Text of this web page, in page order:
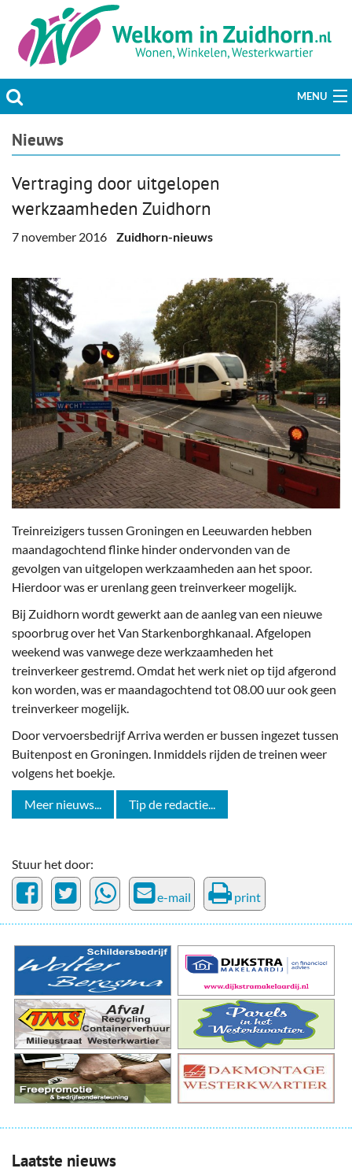
MENU
Actueel
Welzijn & Maatschappij
Bedrijven
Prikbord & Aanbiedingen
Plaats bericht
Nieuws
Vertraging door uitgelopen
werkzaamheden Zuidhorn
7 november 2016 Zuidhorn-nieuws
Treinreizigers tussen Groningen en Leeuwarden hebben
maandagochtend flinke hinder ondervonden van de
gevolgen van uitgelopen werkzaamheden aan het spoor.
Hierdoor was er urenlang geen treinverkeer mogelijk.
Bij Zuidhorn wordt gewerkt aan de aanleg van een nieuwe
spoorbrug over het Van Starkenborghkanaal. Afgelopen
weekend was vanwege deze werkzaamheden het
treinverkeer gestremd. Omdat het werk niet op tijd afgerond
kon worden, was er maandagochtend tot 08.00 uur ook geen
treinverkeer mogelijk.
Door vervoersbedrijf Arriva werden er bussen ingezet tussen
Buitenpost en Groningen. Inmiddels rijden de treinen weer
volgens het boekje.
Meer nieuws... Tip de redactie...
Stuur het door:
e-mail print
Laatste nieuws